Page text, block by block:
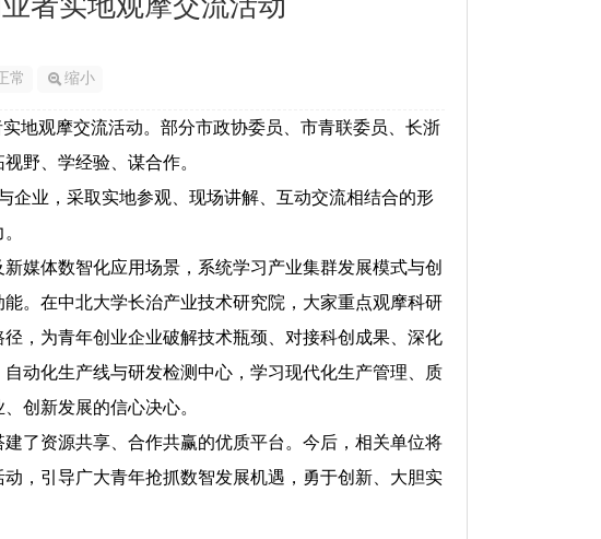
常 缩小
地观摩交流活动。部分市政协委员、市青联委员、长浙
野、学经验、谋合作。
企业，采取实地参观、现场讲解、互动交流相结合的形
媒体数智化应用场景，系统学习产业集群发展模式与创
。在中北大学长治产业技术研究院，大家重点观摩科研
，为青年创业企业破解技术瓶颈、对接科创成果、深化
动化生产线与研发检测中心，学习现代化生产管理、质
创新发展的信心决心。
了资源共享、合作共赢的优质平台。今后，相关单位将
，引导广大青年抢抓数智发展机遇，勇于创新、大胆实